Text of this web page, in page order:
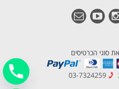
סוגי הכרטיסים
03-7324259